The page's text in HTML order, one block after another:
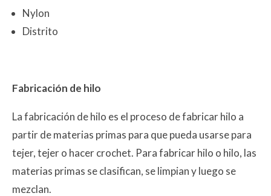
Nylon
Distrito
Fabricación de hilo
La fabricación de hilo es el proceso de fabricar hilo a
partir de materias primas para que pueda usarse para
tejer, tejer o hacer crochet. Para fabricar hilo o hilo, las
materias primas se clasifican, se limpian y luego se
mezclan.